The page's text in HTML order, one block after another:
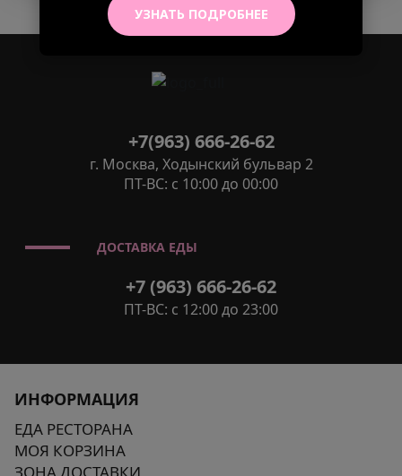
+7(963) 666-26-62
г. Москва, Ходынский бульвар 2
ПТ-ВС: с 10:00 до 00:00
ДОСТАВКА ЕДЫ
+7 (963) 666-26-62
ПТ-ВС: с 12:00 до 23:00
ИНФОРМАЦИЯ
ЕДА РЕСТОРАНА
МОЯ КОРЗИНА
ЗОНА ДОСТАВКИ
УЗНАТЬ ПОДРОБНЕЕ